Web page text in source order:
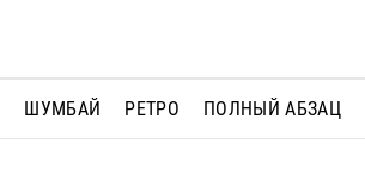
ШУМБАЙ РЕТРО ПОЛНЫЙ АБЗАЦ